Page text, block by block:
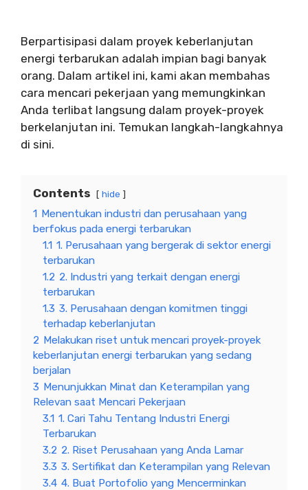
Berpartisipasi dalam proyek keberlanjutan
energi terbarukan adalah impian bagi banyak
orang. Dalam artikel ini, kami akan membahas
cara mencari pekerjaan yang memungkinkan
Anda terlibat langsung dalam proyek-proyek
berkelanjutan ini. Temukan langkah-langkahnya
di sini.
Contents hide
1 Menentukan industri dan perusahaan yang
berfokus pada energi terbarukan
1.1 1. Perusahaan yang bergerak di sektor energi
terbarukan
1.2 2. Industri yang terkait dengan energi
terbarukan
1.3 3. Perusahaan dengan komitmen tinggi
terhadap keberlanjutan
2 Melakukan riset untuk mencari proyek-proyek
keberlanjutan energi terbarukan yang sedang
berjalan
3 Menunjukkan Minat dan Keterampilan yang
Relevan saat Mencari Pekerjaan
3.1 1. Cari Tahu Tentang Industri Energi
Terbarukan
3.2 2. Riset Perusahaan yang Anda Lamar
3.3 3. Sertifikat dan Keterampilan yang Relevan
3.4 4. Buat Portofolio yang Mencerminkan